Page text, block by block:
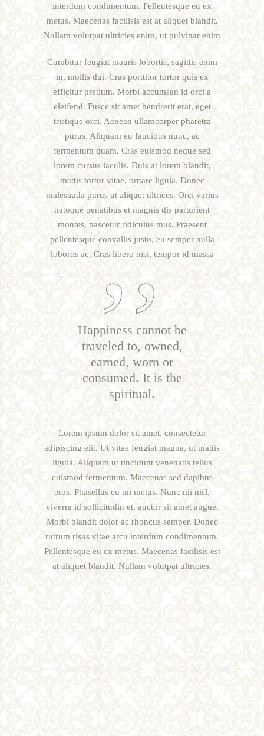
interdum condimentum. Pellentesque eu ex
metus. Maecenas facilisis est at aliquet blandit.
Nullam volutpat ultricies enim, ut pulvinar enim
Curabitur feugiat mauris lobortis, sagittis enim
in, mollis dui. Cras porttitor tortor quis ex
efficitur pretium. Morbi accumsan id orci a
eleifend. Fusce sit amet hendrerit erat, eget
tristique orci. Aenean ullamcorper pharetra
purus. Aliquam eu faucibus nunc, ac
fermentum quam. Cras euismod neque sed
lorem cursus iaculis. Duis at lorem blandit,
mattis tortor vitae, ornare ligula. Donec
malesuada purus ut aliquet ultrices. Orci varius
natoque penatibus et magnis dis parturient
montes, nascetur ridiculus mus. Praesent
pellentesque convallis justo, eu semper nulla
lobortis ac. Cras libero nisi, tempor id massa
Happiness cannot be
traveled to, owned,
earned, worn or
consumed. It is the
spiritual.
Lorem ipsum dolor sit amet, consectetur
adipiscing elit. Ut vitae feugiat magna, ut mattis
ligula. Aliquam ut tincidunt venenatis tellus
euismod fermentum. Maecenas sed dapibus
eros. Phasellus eu mi metus. Nunc mi nisl,
viverra id sollicitudin et, auctor sit amet augue.
Morbi blandit dolor ac rhoncus semper. Donec
rutrum risus vitae arcu interdum condimentum.
Pellentesque eu ex metus. Maecenas facilisis est
at aliquet blandit. Nullam volutpat ultricies.